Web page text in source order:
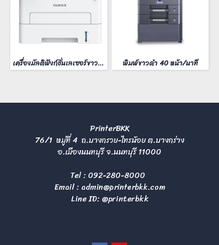
เครื่องมัลติฟังก์ชั่นเลเซอร์ขาวดำ FUJIFilm ApeosPort 3410SD พิมพ์ขาวดำ 40 หน้า/นาที
PrinterBKK
76/1 หมู่ที่ 4 ถ.บางกรวย-ไทรน้อย ต.บางกร่าง
อ.เมืองนนทบุรี จ.นนทบุรี 11000
Tel : 092-280-8000
Email : admin@printerbkk.com
Line ID: @printerbkk